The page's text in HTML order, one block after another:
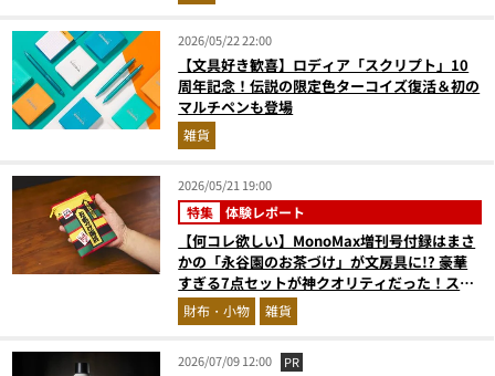
2026/05/22 22:00
【文具好き歓喜】ロディア「スクリプト」10
周年記念！伝説の限定色ターコイズ復活＆初の
マルチペンも登場
雑貨
2026/05/21 19:00
特集 体験レポート
【何コレ欲しい】MonoMax増刊号付録はまさ
かの「永谷園のお茶づけ」が文房具に!? 豪華
すぎる7点セットが神クオリティだった！スタ
イリストがガチレビュー
財布・小物 雑貨
2026/07/09 12:00 PR